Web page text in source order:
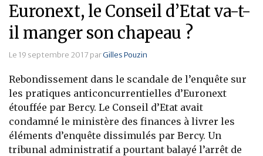
Bourse
Placements
Assurance Vie
Patrimoine
Immobilier
Banque
Euronext, le Conseil d’Etat va-t-
il manger son chapeau ?
Le 19 septembre 2017 parGilles Pouzin
Rebondissement dans le scandale de l’enquête sur
les pratiques anticoncurrentielles d’Euronext
étouffée par Bercy. Le Conseil d’Etat avait
condamné le ministère des finances à livrer les
éléments d’enquête dissimulés par Bercy. Un
tribunal administratif a pourtant balayé l’arrêt de